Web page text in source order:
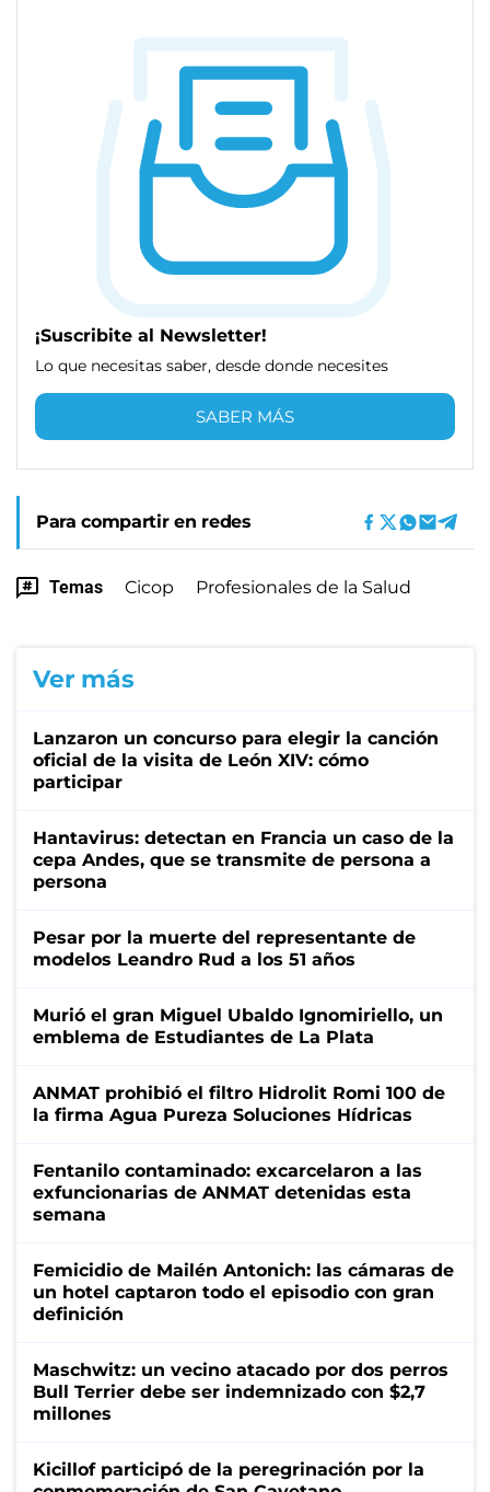
¡Suscribite al Newsletter!
Lo que necesitas saber, desde donde necesites
SABER MÁS
Para compartir en redes
Temas Cicop Profesionales de la Salud
Ver más
Lanzaron un concurso para elegir la canción
oficial de la visita de León XIV: cómo
participar
Hantavirus: detectan en Francia un caso de la
cepa Andes, que se transmite de persona a
persona
Pesar por la muerte del representante de
modelos Leandro Rud a los 51 años
Murió el gran Miguel Ubaldo Ignomiriello, un
emblema de Estudiantes de La Plata
ANMAT prohibió el filtro Hidrolit Romi 100 de
la firma Agua Pureza Soluciones Hídricas
Fentanilo contaminado: excarcelaron a las
exfuncionarias de ANMAT detenidas esta
semana
Femicidio de Mailén Antonich: las cámaras de
un hotel captaron todo el episodio con gran
definición
Maschwitz: un vecino atacado por dos perros
Bull Terrier debe ser indemnizado con $2,7
millones
Kicillof participó de la peregrinación por la